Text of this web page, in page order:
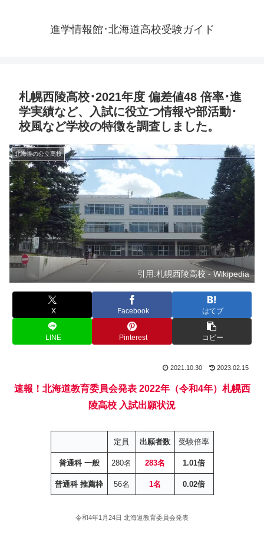
進学情報館･北海道高校受験ガイド
札幌西陵高校･2021年度 偏差値48 倍率･進
学実績など、入試に役立つ情報や部活動･
校風など学校の特徴を調査しました。
北海道の公立高校
引用:札幌西陵高校 - Wikipedia
X Facebook はてブ
LINE Pinterest コピー
2021.10.30 2023.02.15
速報！北海道教育委員会発表 2022年（令和4年）札幌西
陵高校 入試出願状況
定員 出願者数 受験倍率
普通科 一般 280名 283名 1.01倍
普通科 推薦枠 56名 1名 0.02倍
令和4年1月24日 北海道教育委員会発表